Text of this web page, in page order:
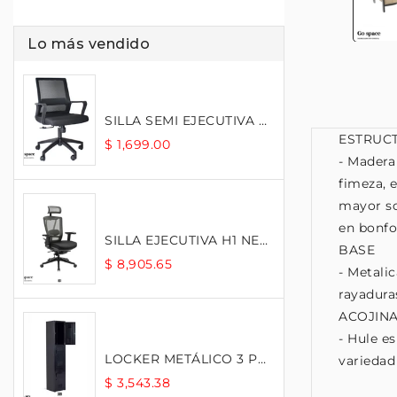
Lo más vendido
SILLA SEMI EJECUTIVA SLING ...
$ 1,699.00
SILLA EJECUTIVA H1 NEGRO
$ 8,905.65
$
LOCKER METÁLICO 3 PUERTAS C...
$ 3,543.38
$
-
fimeza,
mayor
en
BASE
-
- Hule